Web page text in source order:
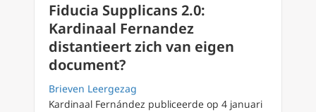
Fiducia Supplicans 2.0:
Kardinaal Fernandez
distantieert zich van eigen
document?
Brieven Leergezag
Kardinaal Fernández publiceerde op 4 januari